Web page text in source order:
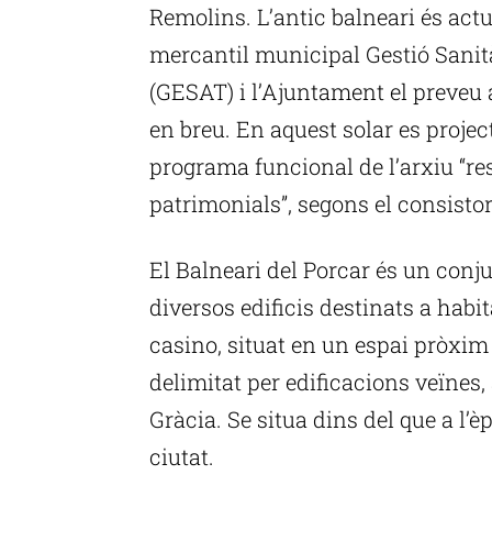
Remolins. L’antic balneari és
mercantil municipal Gestió
(GESAT) i l’Ajuntament el
en breu. En aquest solar es
programa funcional de l’arxiu
patrimonials”, segons el
El Balneari del Porcar és un
diversos edificis destinats a
casino, situat en un espai
delimitat per edificacions veïnes,
Gràcia. Se situa dins del que a
ciutat.